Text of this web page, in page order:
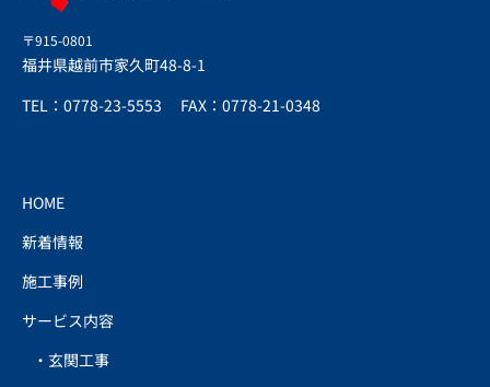
〒915-0801
福井県越前市家久町48-8-1
TEL：0778-23-5553
FAX：0778-21-0348
HOME
新着情報
施工事例
サービス内容
玄関工事